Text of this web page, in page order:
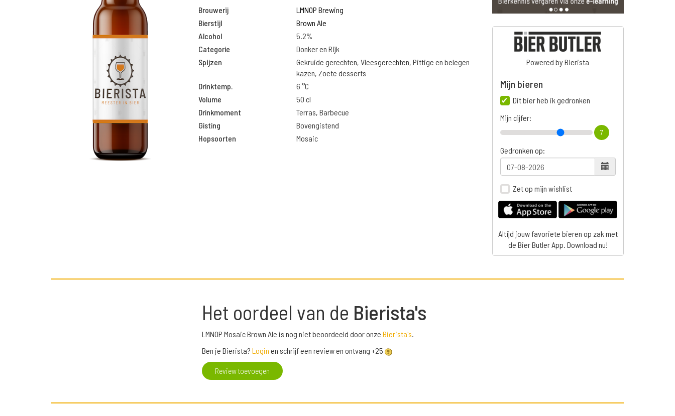
Brouwerij
LMNOP Brewing
Bierstijl
Brown Ale
Alcohol
5.2%
Categorie
Donker en Rijk
Spijzen
Gekruide gerechten, Vleesgerechten, Pittige en belegen
kazen, Zoete desserts
Drinktemp.
6 °C
Volume
50 cl
Drinkmoment
Terras, Barbecue
Gisting
Bovengistend
Hopsoorten
Mosaic
Powered by Bierista
Mijn bieren
Dit bier heb ik gedronken
Mijn cijfer:
7
Gedronken op:
Zet op mijn wishlist
Altijd jouw favoriete bieren op zak met
de Bier Butler App. Download nu!
Het oordeel van de Bierista's
LMNOP Mosaic Brown Ale is nog niet beoordeeld door onze Bierista's.
Ben je Bierista? Login en schrijf een review en ontvang +25
Review toevoegen